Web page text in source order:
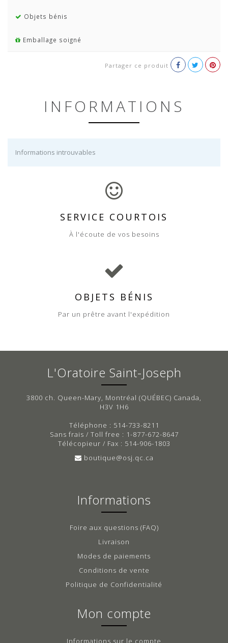
Objets bénis
Emballage soigné
Partager ce produit
INFORMATIONS
Informations introuvables
SERVICE COURTOIS
À l'écoute de vos besoins
OBJETS BÉNIS
Par un prêtre avant l'expédition
L'Oratoire Saint-Joseph
3800 ch. Queen-Mary, Montréal (QUÉBEC) Canada,
H3V 1H6
Téléphone : 514-733-8211
Sans frais / Toll free : 1-877-672-8647
Télécopieur / Fax : 514-906-1803
boutique@osj.qc.ca
Informations
Foire aux questions (FAQ)
Livraison
Modes de paiements
Conditions de vente
Politique de Confidentialité
Mon compte
Informations sur le compte